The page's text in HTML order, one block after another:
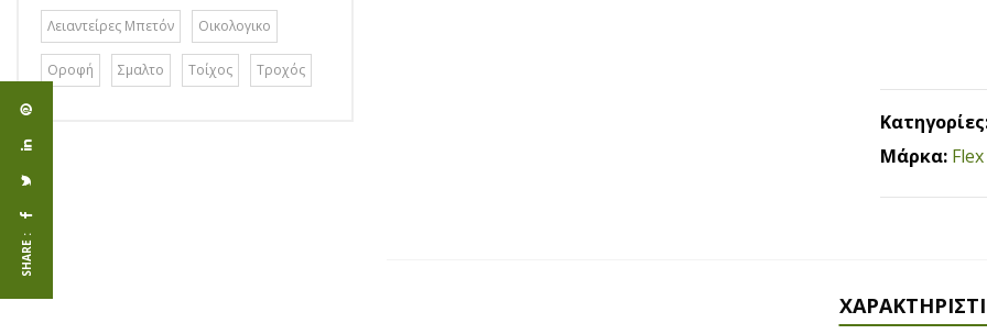
Λειαντείρες Μπετόν Οικολογικο
Οροφή Σμαλτο Τοίχος Τροχός
Μάρκα: Flex
SHARE :